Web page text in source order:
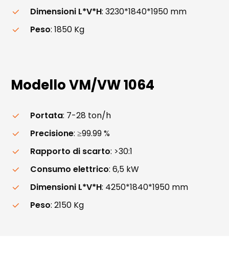
Dimensioni L*V*H: 3230*1840*1950 mm
Peso: 1850 Kg
Modello VM/VW1064
Portata: 7-28 ton/h
Precisione: ≥99.99 %
Rapporto di scarto: >30:1
Consumo elettrico: 6,5 kW
Dimensioni L*V*H: 4250*1840*1950 mm
Peso: 2150 Kg